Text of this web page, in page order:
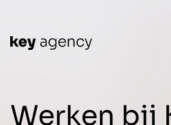
Werken bij